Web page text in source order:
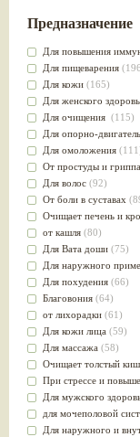
Предназначение
Для повышения
Для пищеварения
Для кожи (165)
Для женского
Для очищения (115)
Для опорно-
Для омоложения
От простуды и гриппа
Для волос (92)
От боли в суставах
Очищает печень и
от кашля (80)
Для Вата доши (75)
Для наружного
Для похудения (66)
Благовония (64)
от лихорадки (61)
Для кожи лица (59)
Для массажа (58)
Очищает толстый
При стрессе и
Для мужского
для мочеполовой
Для наружного и